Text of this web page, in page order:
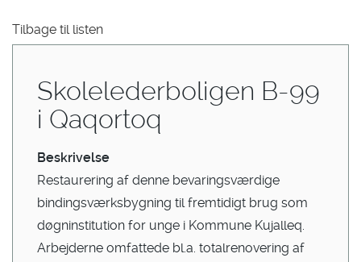
Tilbage til listen
Skolelederboligen B-99
i Qaqortoq
Beskrivelse
Restaurering af denne bevaringsværdige
bindingsværksbygning til fremtidigt brug som
døgninstitution for unge i Kommune Kujalleq.
Arbejderne omfattede bl.a. totalrenovering af